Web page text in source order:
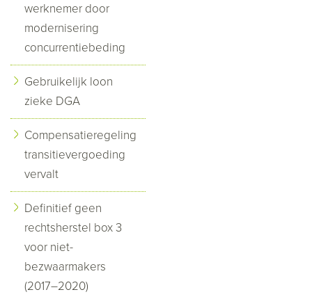
werknemer door
modernisering
concurrentiebeding
Gebruikelijk loon
zieke DGA
Compensatieregeling
transitievergoeding
vervalt
Definitief geen
rechtsherstel box 3
voor niet-
bezwaarmakers
(2017–2020)